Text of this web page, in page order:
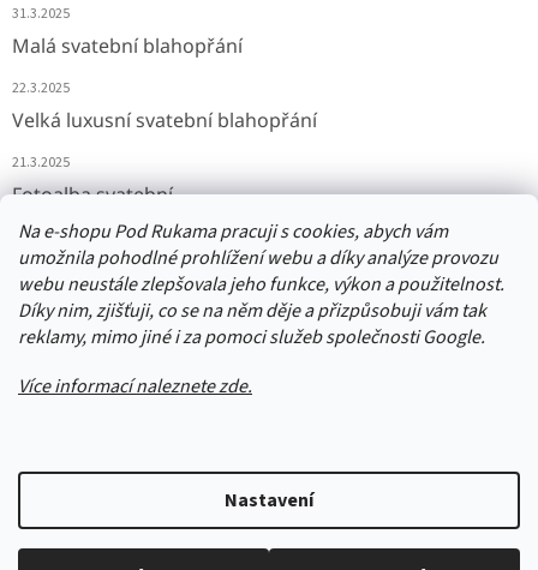
Na e-shopu Pod Rukama pracuji s cookies, abych vám
umožnila pohodlné prohlížení webu a díky analýze provozu
webu neustále zlepšovala jeho funkce, výkon a použitelnost.
Díky nim, zjišťuji, co se na něm děje a přizpůsobuji vám tak
reklamy, mimo jiné i za pomoci služeb společnosti Google.
Více informací naleznete zde.
Nastavení
Upozornění: Balíčky jsou odesílány odpoledne následující den po
objednání. Počítejte tedy, že budou dodány minimálně o den později,
31.3.2025
Malá svatební blahopřání
22.3.2025
Velká luxusní svatební blahopřání
21.3.2025
Fotoalba svatební
11.3.2025
Přijímáme online platby
Copyright 2026PodRukama. Všechna práva vyhrazena.Upravit